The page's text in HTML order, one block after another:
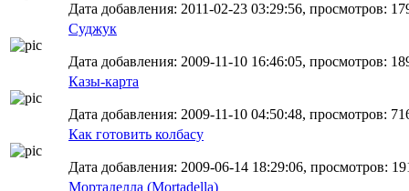
Дата добавления: 2011-02-23 03:29:56, просмотров:
Суджук
Дата добавления: 2009-11-10 16:46:05, просмотров:
Казы-карта
Дата добавления: 2009-11-10 04:50:48, просмотров:
Как готовить колбасу
Дата добавления: 2009-06-14 18:29:06, просмотров:
Мортаделла (Mortadella)